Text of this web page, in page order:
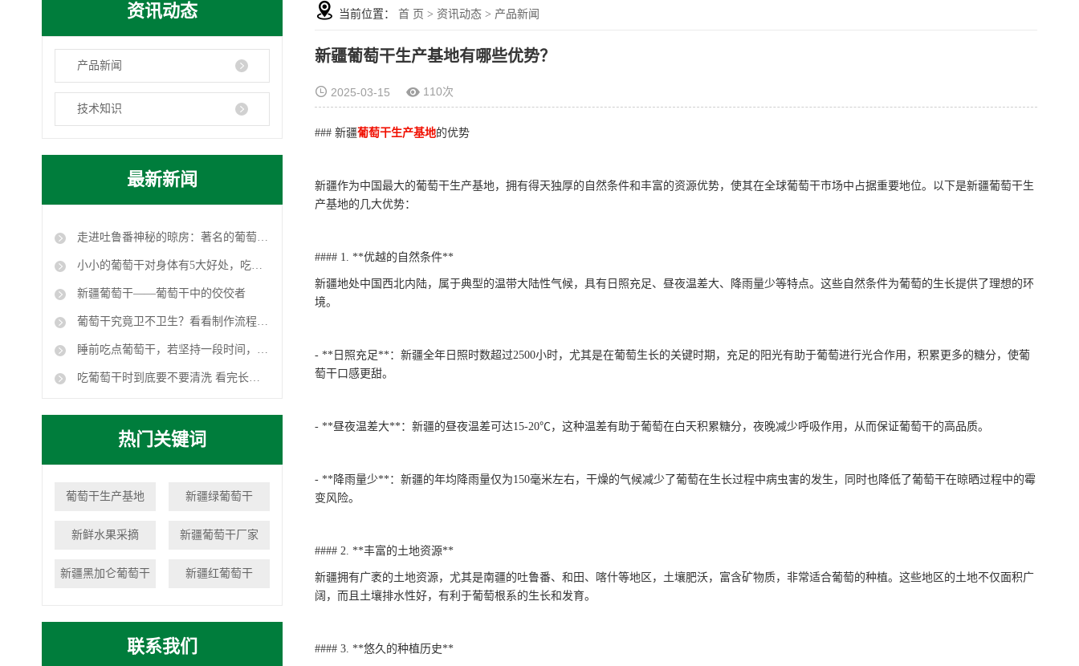
资讯动态
产品新闻
技术知识
最新新闻
走进吐鲁番神秘的晾房：著名的葡萄干就是这么晾成的
小小的葡萄干对身体有5大好处，吃葡萄干时要注意这3点
新疆葡萄干——葡萄干中的佼佼者
葡萄干究竟卫不卫生？看看制作流程，颠覆你的认知
睡前吃点葡萄干，若坚持一段时间，这三个好处或许会不请自来
吃葡萄干时到底要不要清洗 看完长见识！
热门关键词
葡萄干生产基地 新疆绿葡萄干
新鲜水果采摘 新疆葡萄干厂家
新疆黑加仑葡萄干 新疆红葡萄干
联系我们
当前位置： 首 页 > 资讯动态 > 产品新闻
新疆葡萄干生产基地有哪些优势？
2025-03-15 110次
### 新疆葡萄干生产基地的优势
新疆作为中国最大的葡萄干生产基地，拥有得天独厚的自然条件和丰富的资源优势，使其在全球葡萄干市场中占据重要地位。以下是新疆葡萄干生
产基地的几大优势：
#### 1. **优越的自然条件**
新疆地处中国西北内陆，属于典型的温带大陆性气候，具有日照充足、昼夜温差大、降雨量少等特点。这些自然条件为葡萄的生长提供了理想的环
境。
- **日照充足**：新疆全年日照时数超过2500小时，尤其是在葡萄生长的关键时期，充足的阳光有助于葡萄进行光合作用，积累更多的糖分，使葡
萄干口感更甜。
- **昼夜温差大**：新疆的昼夜温差可达15-20℃，这种温差有助于葡萄在白天积累糖分，夜晚减少呼吸作用，从而保证葡萄干的高品质。
- **降雨量少**：新疆的年均降雨量仅为150毫米左右，干燥的气候减少了葡萄在生长过程中病虫害的发生，同时也降低了葡萄干在晾晒过程中的霉
变风险。
#### 2. **丰富的土地资源**
新疆拥有广袤的土地资源，尤其是南疆的吐鲁番、和田、喀什等地区，土壤肥沃，富含矿物质，非常适合葡萄的种植。这些地区的土地不仅面积广
阔，而且土壤排水性好，有利于葡萄根系的生长和发育。
#### 3. **悠久的种植历史**